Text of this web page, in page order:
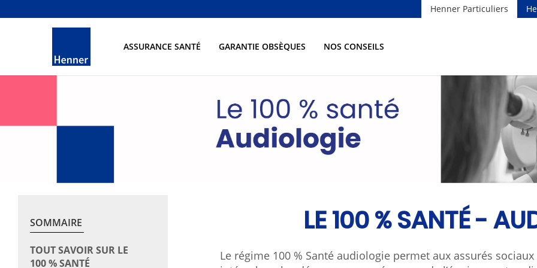
Henner Particuliers
ASSURANCE SANTÉ GARANTIE OBSÈQUES NOS CONSEILS
SOMMAIRE
TOUT SAVOIR SUR LE
100 % SANTÉ
LE 100 % SANTÉ -
Le régime 100 % Santé audiologie permet aux assurés